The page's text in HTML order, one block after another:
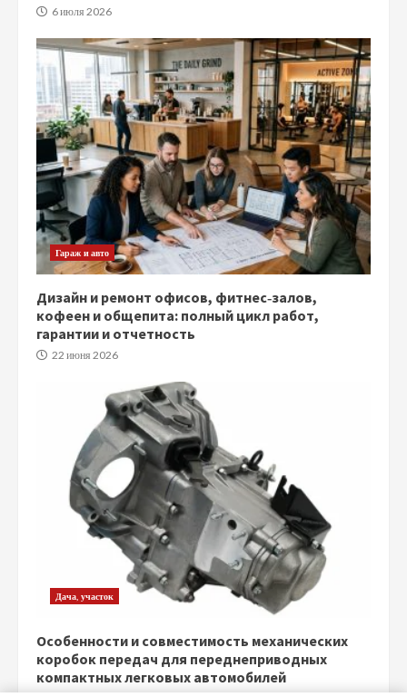
6 июля 2026
Гараж и авто
Дизайн и ремонт офисов, фитнес‑залов,
кофеен и общепита: полный цикл работ,
гарантии и отчетность
22 июня 2026
Дача, участок
Особенности и совместимость механических
коробок передач для переднеприводных
компактных легковых автомобилей